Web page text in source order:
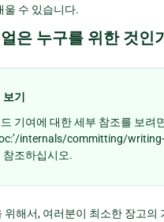
울 수 있습니다.
은 누구를 위한 것인
보기
기여에 대한 세부 참조를 보려
internals/committing/writing-
참조하십시오.
위해서, 여러분이 최소한 장고의